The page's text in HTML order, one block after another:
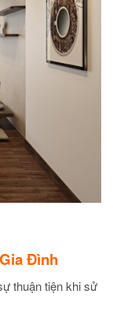
Đình
thuận tiện khi sử